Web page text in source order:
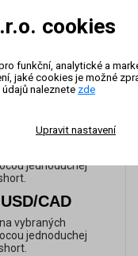
konca roka
GBP
vybraných
jednoduchej
JPY
jednoduchej
CAD
vybraných
jednoduchej
cookies
funkční, analytické a
jaké cookies je možné
naleznete zde
Upravit nastavení